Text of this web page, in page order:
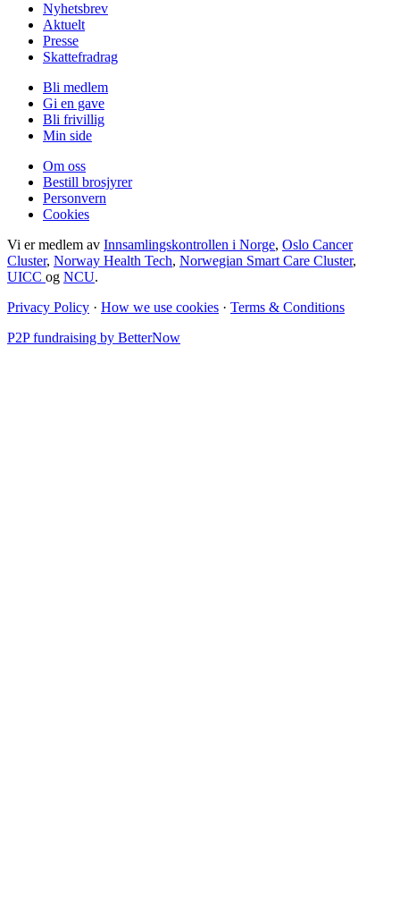
Nyhetsbrev
Aktuelt
Presse
Skattefradrag
Bli medlem
Gi en gave
Bli frivillig
Min side
Om oss
Bestill brosjyrer
Personvern
Cookies
Vi er medlem av Innsamlingskontrollen i Norge, Oslo Cancer
Cluster, Norway Health Tech, Norwegian Smart Care Cluster,
UICC og NCU.
Privacy Policy · How we use cookies · Terms & Conditions
P2P fundraising by BetterNow